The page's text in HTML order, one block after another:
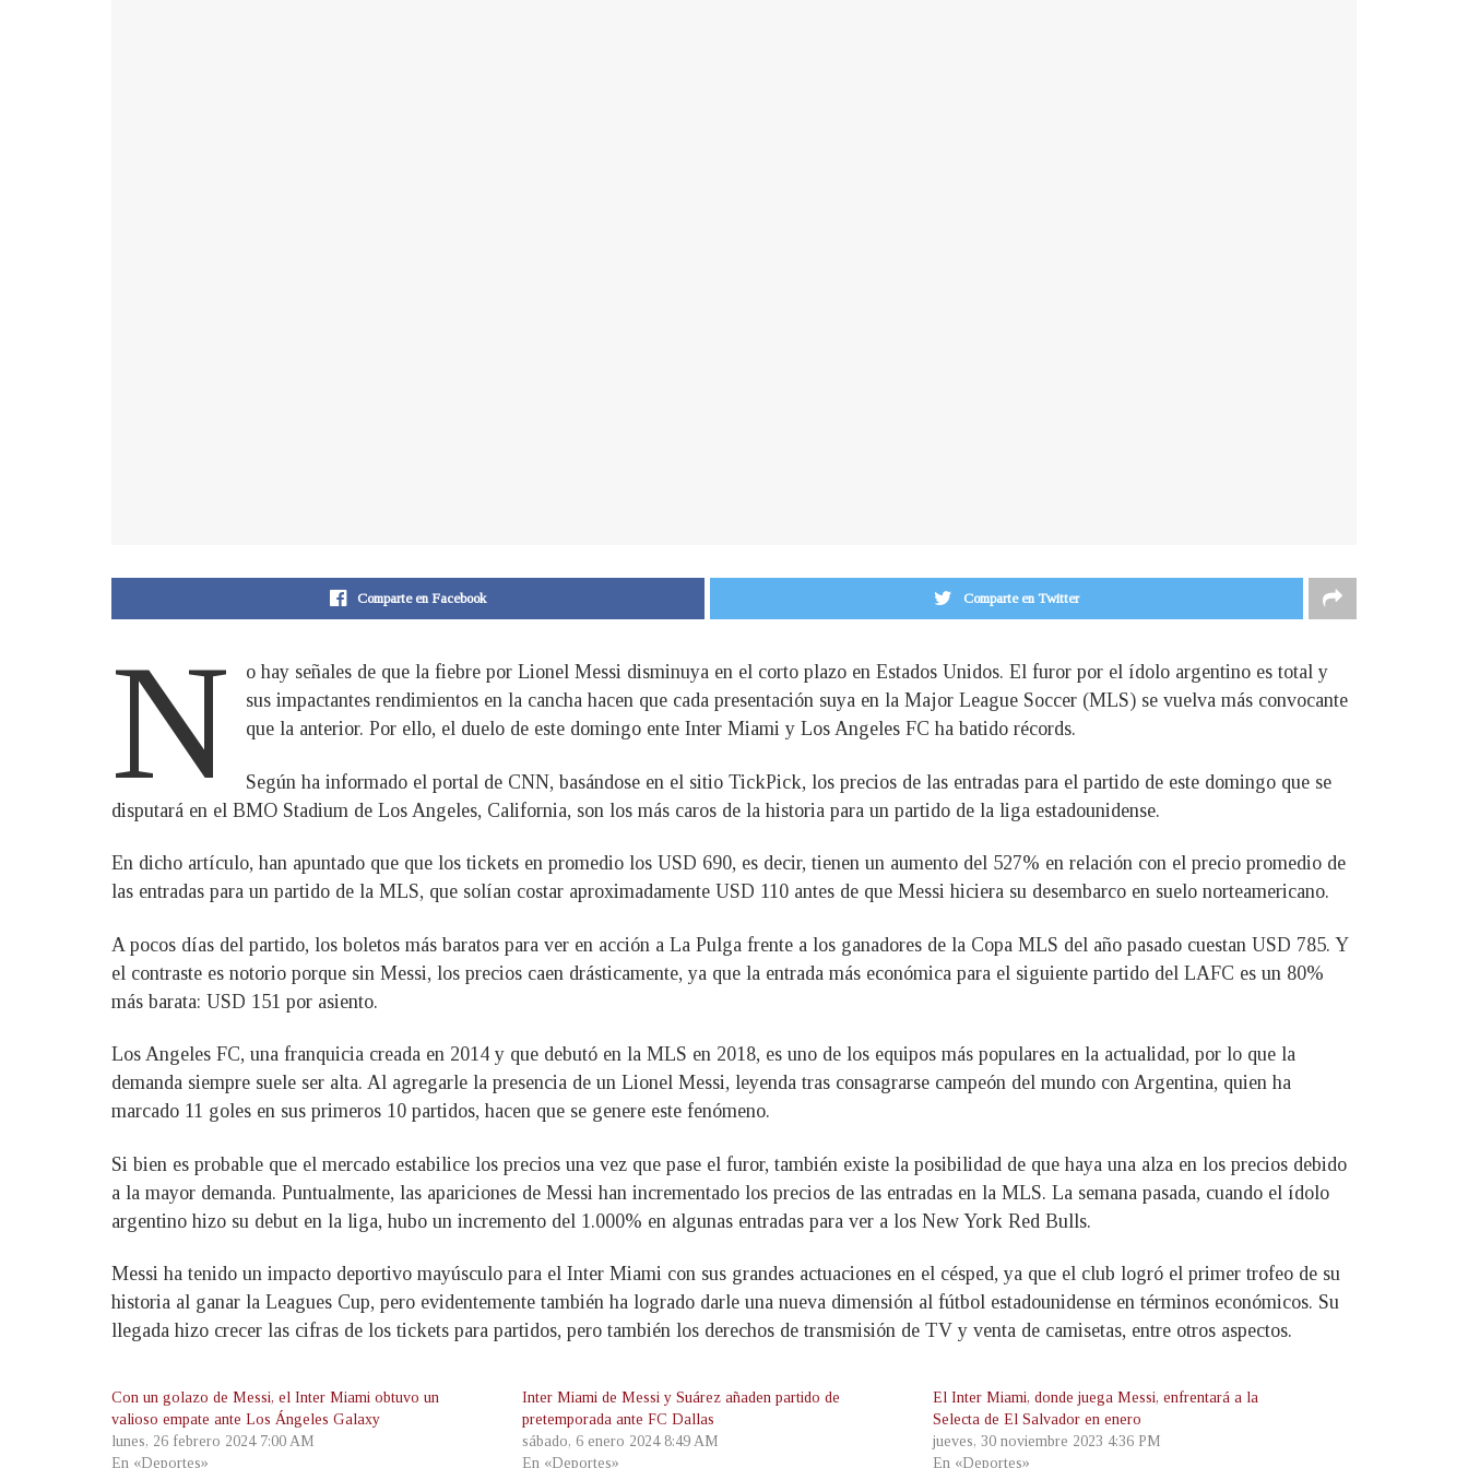
Comparte en Facebook Comparte en Twitter
N
o hay señales de que la fiebre por Lionel Messi disminuya en el corto plazo en Estados Unidos. El furor por el ídolo argentino es total y
sus impactantes rendimientos en la cancha hacen que cada presentación suya en la Major League Soccer (MLS) se vuelva más convocante
que la anterior. Por ello, el duelo de este domingo ente Inter Miami y Los Angeles FC ha batido récords.
Según ha informado el portal de CNN, basándose en el sitio TickPick, los precios de las entradas para el partido de este domingo que se
disputará en el BMO Stadium de Los Angeles, California, son los más caros de la historia para un partido de la liga estadounidense.
En dicho artículo, han apuntado que que los tickets en promedio los USD 690, es decir, tienen un aumento del 527% en relación con el precio promedio de
las entradas para un partido de la MLS, que solían costar aproximadamente USD 110 antes de que Messi hiciera su desembarco en suelo norteamericano.
A pocos días del partido, los boletos más baratos para ver en acción a La Pulga frente a los ganadores de la Copa MLS del año pasado cuestan USD 785. Y
el contraste es notorio porque sin Messi, los precios caen drásticamente, ya que la entrada más económica para el siguiente partido del LAFC es un 80%
más barata: USD 151 por asiento.
Los Angeles FC, una franquicia creada en 2014 y que debutó en la MLS en 2018, es uno de los equipos más populares en la actualidad, por lo que la
demanda siempre suele ser alta. Al agregarle la presencia de un Lionel Messi, leyenda tras consagrarse campeón del mundo con Argentina, quien ha
marcado 11 goles en sus primeros 10 partidos, hacen que se genere este fenómeno.
Si bien es probable que el mercado estabilice los precios una vez que pase el furor, también existe la posibilidad de que haya una alza en los precios debido
a la mayor demanda. Puntualmente, las apariciones de Messi han incrementado los precios de las entradas en la MLS. La semana pasada, cuando el ídolo
argentino hizo su debut en la liga, hubo un incremento del 1.000% en algunas entradas para ver a los New York Red Bulls.
Messi ha tenido un impacto deportivo mayúsculo para el Inter Miami con sus grandes actuaciones en el césped, ya que el club logró el primer trofeo de su
historia al ganar la Leagues Cup, pero evidentemente también ha logrado darle una nueva dimensión al fútbol estadounidense en términos económicos. Su
llegada hizo crecer las cifras de los tickets para partidos, pero también los derechos de transmisión de TV y venta de camisetas, entre otros aspectos.
Con un golazo de Messi, el Inter Miami obtuvo un
valioso empate ante Los Ángeles Galaxy
lunes, 26 febrero 2024 7:00 AM
En «Deportes»
Inter Miami de Messi y Suárez añaden partido de
pretemporada ante FC Dallas
sábado, 6 enero 2024 8:49 AM
En «Deportes»
El Inter Miami, donde juega Messi, enfrentará a la
Selecta de El Salvador en enero
jueves, 30 noviembre 2023 4:36 PM
En «Deportes»